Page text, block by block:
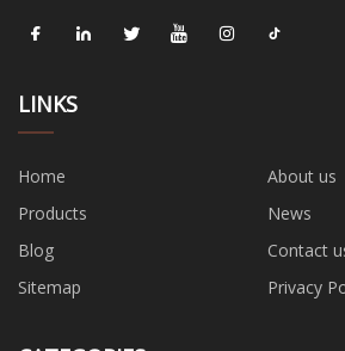
LINKS
Home
About us
Products
News
Blog
Contact
Sitemap
Privacy